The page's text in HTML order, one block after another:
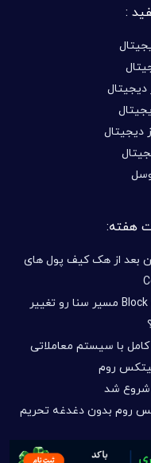
:
دیجیتال
هفته:
کوین بعد از هک کیف پول های
قانون CLARITY آمریکا - حمایت Block مسیر سنا رو تغییر
با سیستم معاملاتی
روم بدون دغدغه تحریم